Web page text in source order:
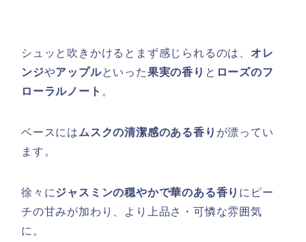
シュッと吹きかけるとまず感じられるのは、 オレ
ンジやアップルといった果実の香り と ローズのフ
ローラルノート 。
ベースにはムスクの清潔感のある香り が漂ってい
ます。
徐々にジャスミンの穏やかで華のある香り にピー
チの甘みが加わり、より上品さ・可憐な雰囲気
に。